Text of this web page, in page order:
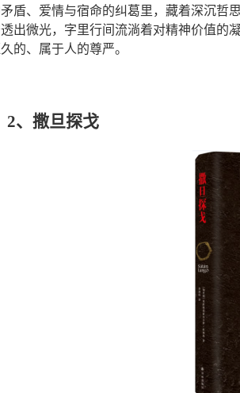
盾、爱情与宿命的纠葛里，藏着深沉哲
出微光，字里行间流淌着对精神价值的
的、属于人的尊严。
2、 撒旦探戈